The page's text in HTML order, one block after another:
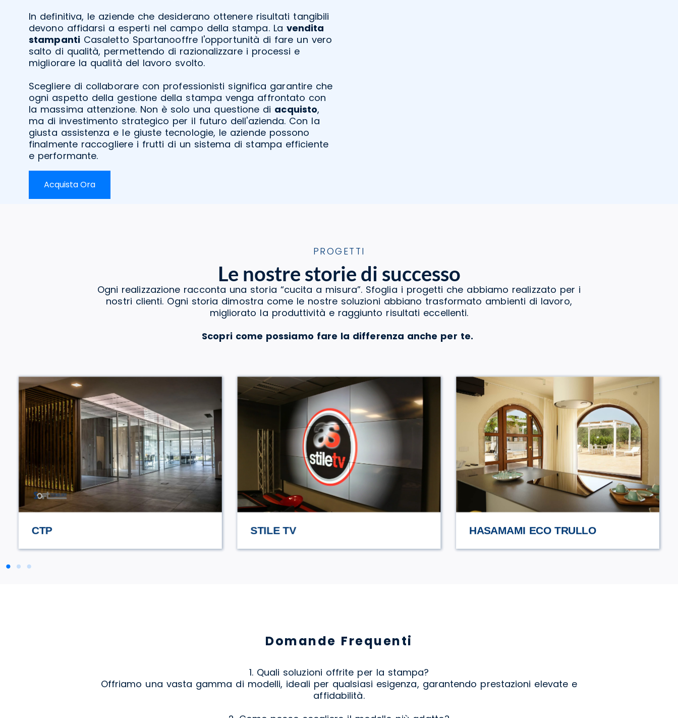
In definitiva, le aziende che desiderano ottenere risultati tangibili
devono affidarsi a esperti nel campo della stampa. La vendita
stampantiCasaletto Spartanooffre l'opportunità di fare un vero
salto di qualità, permettendo di razionalizzare i processi e
migliorare la qualità del lavoro svolto.
Scegliere di collaborare con professionisti significa garantire che
ogni aspetto della gestione della stampa venga affrontato con
la massima attenzione. Non è solo una questione di acquisto,
ma di investimento strategico per il futuro dell'azienda. Con la
giusta assistenza e le giuste tecnologie, le aziende possono
finalmente raccogliere i frutti di un sistema di stampa efficiente
e performante.
Acquista Ora
PROGETTI
Le nostre storie di successo
Ogni realizzazione racconta una storia “cucita a misura”. Sfoglia i progetti che abbiamo realizzato per i
nostri clienti. Ogni storia dimostra come le nostre soluzioni abbiano trasformato ambienti di lavoro,
migliorato la produttività e raggiunto risultati eccellenti.
Scopri come possiamo fare la differenza anche per te.
STILE TV HASAMAMI ECO TRULLO URCIUOLI
Domande Frequenti
1. Quali soluzioni offrite per la stampa?
Offriamo una vasta gamma di modelli, ideali per qualsiasi esigenza, garantendo prestazioni elevate e
affidabilità.